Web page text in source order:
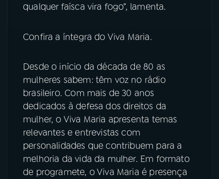
qualquer faísca vira fogo”, lamenta.
Confira a íntegra do Viva Maria.
Desde o início da década de 80 as
mulheres sabem: têm voz no rádio
brasileiro. Com mais de 30 anos
dedicados à defesa dos direitos da
mulher, o Viva Maria apresenta temas
relevantes e entrevistas com
personalidades que contribuem para a
melhoria da vida da mulher. Em formato
de programete, o Viva Maria é presença